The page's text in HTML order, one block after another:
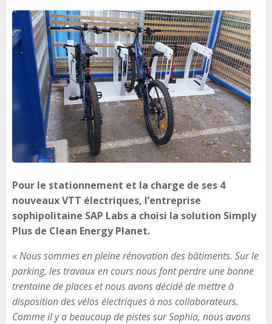
Pour le stationnement et la charge de ses 4
nouveaux VTT électriques, l’entreprise
sophipolitaine SAP Labs a choisi la solution Simply
Plus de Clean Energy Planet.
«Nous sommes en pleine rénovation des bâtiments. Sur le
parking, les travaux en cours nous font perdre une bonne
trentaine de places et nous avons décidé de mettre à
disposition des vélos électriques à nos collaborateurs.
Comme il y a beaucoup de pistes sur Sophia, nous avons